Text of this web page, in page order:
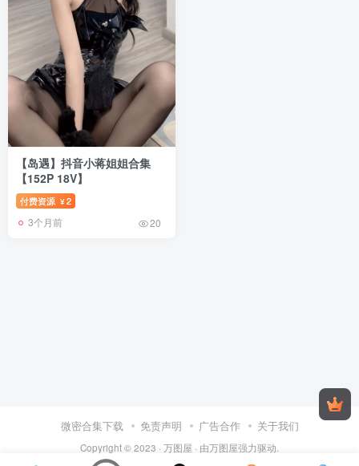
【岛遇】抖音小蒋姐姐合集
【152P 18V】
付费资源 ¥2
3个月前 20
微密合集下载 免责声明 广告合作 关于我们
Copyright © 2023 · 万图屋 · 由万图屋强力驱动.